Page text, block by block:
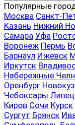
Популярные
Москва Санкт-
Казань Нижний
Самара Уфа
Воронеж Пермь
Барнаул Ижевск
Иркутск
Набережные
Оренбург
Чебоксары
Киров Сочи Курск
Сургут Брянск